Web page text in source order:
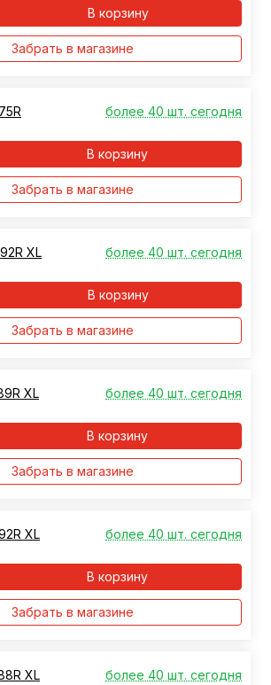
В корзину
Забрать в магазине
более 40 шт. сегодня
В корзину
Забрать в магазине
XL более 40 шт. сегодня
В корзину
Забрать в магазине
XL более 40 шт. сегодня
В корзину
Забрать в магазине
XL более 40 шт. сегодня
В корзину
Забрать в магазине
XL более 40 шт. сегодня